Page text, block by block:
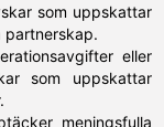
som uppskattar
partnerskap.
eller
som uppskattar
meningsfulla